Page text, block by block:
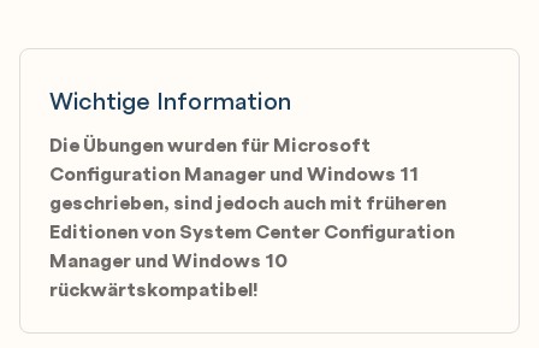
Overview of application management
Creating applications
Deploying applications
Managing applications
Deploying and managing Windows apps
Maintaining software updates for managed PCs
The software updates process
Preparing a Configuration Manager site for
Wichtige Information
Die Übungen wurden für Microsoft
Configuration Manager und Windows 11
geschrieben, sind jedoch auch mit früheren
Editionen von System Center Configuration
Manager und Windows 10
rückwärtskompatibel!